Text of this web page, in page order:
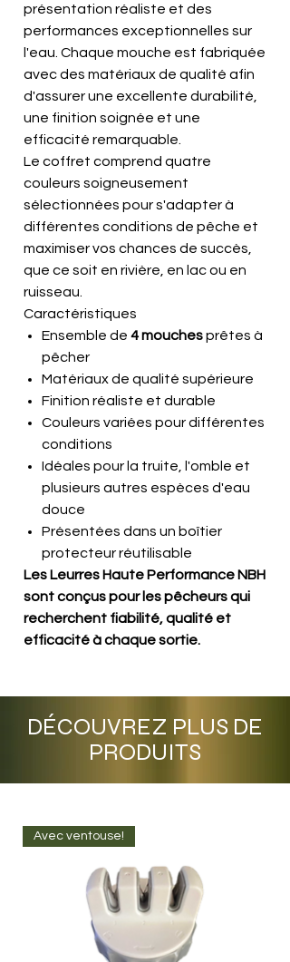
présentation réaliste et des
performances exceptionnelles sur
l'eau. Chaque mouche est fabriquée
avec des matériaux de qualité afin
d'assurer une excellente durabilité,
une finition soignée et une
efficacité remarquable.
Le coffret comprend quatre
couleurs soigneusement
sélectionnées pour s'adapter à
différentes conditions de pêche et
maximiser vos chances de succès,
que ce soit en rivière, en lac ou en
ruisseau.
Caractéristiques
Ensemble de 4 mouchesprêtes à
pêcher
Matériaux de qualité supérieure
Finition réaliste et durable
Couleurs variées pour différentes
conditions
Idéales pour la truite, l'omble et
plusieurs autres espèces d'eau
douce
Présentées dans un boîtier
protecteur réutilisable
Les Leurres Haute Performance NBH
sont conçus pour les pêcheurs qui
recherchent fiabilité, qualité et
efficacité à chaque sortie.
DÉCOUVREZ PLUS DE
PRODUITS
Avec ventouse!